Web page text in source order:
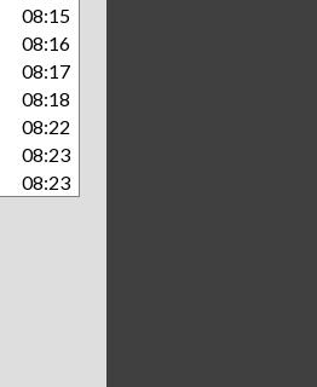
08:15
08:16
08:17
08:18
08:22
08:23
08:23